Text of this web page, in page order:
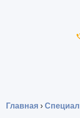
Главная ›